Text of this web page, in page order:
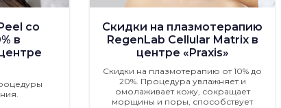
со
в
Скидки на плазмотерапию
RegenLab Cellular Matrix в
центре «Praxis»
Скидки на плазмотерапию от 10% до
20%. Процедура увлажняет и
омолаживает кожу, сокращает
морщины и поры, способствует